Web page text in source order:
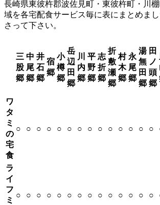
長崎県東彼杵郡波佐見町・東彼杵町・川
域を各宅配食サービス毎に表にまとめま
さって下さい。
三
股
郷
中
尾
郷
井
石
郷
宿
郷
小
樽
郷
岳
辺
田
郷
川
内
郷
平
野
郷
志
折
郷
折
敷
瀬
郷
村
木
郷
永
尾
郷
湯
無
田
郷
田
ノ
頭
郷
ワ
タ
ミ
の
宅
食
○ ○ ○ ○ ○ ○ ○ ○ ○ ○ ○ ○ ○ ○
ラ
イ
フ
ミ
○ ○ ○ ○ ○ ○ ○ ○ ○ ○ ○ ○ ○ ○